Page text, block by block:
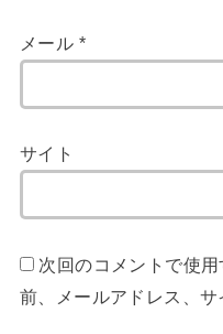
メール *
サイト
次回のコメントで使
前、メールアドレス、サ